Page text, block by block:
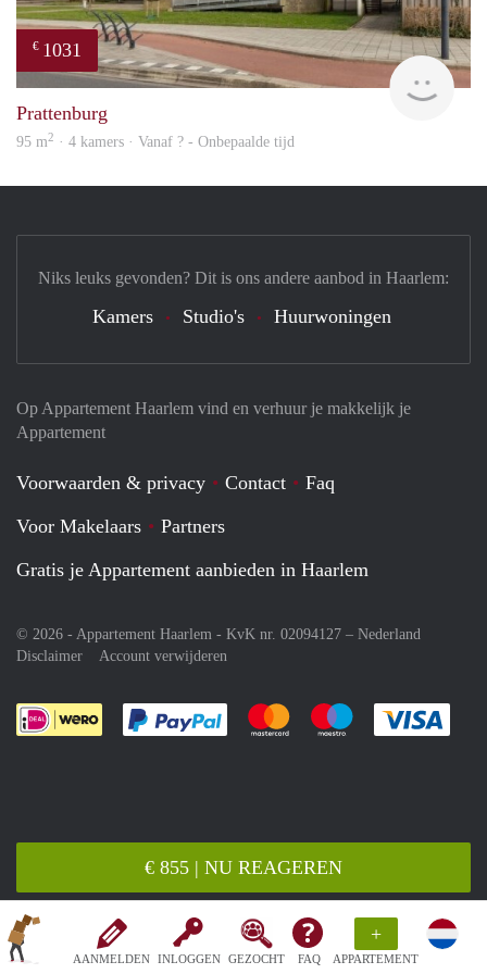
AANMELDEN INLOGGEN GEZOCHT FAQ
+
APPARTEMENT
€ 855 | NU REAGEREN
€ 1031
Prattenburg
95 m2 · 4 kamers · Vanaf ? - Onbepaalde tijd
Op Appartement Haarlem vind en verhuur je makkelijk je
Appartement
Voorwaarden & privacy Contact
Faq
Voor Makelaars
Partners
Gratis je Appartement aanbieden in Haarlem
© 2026 - Appartement Haarlem - KvK nr. 02094127 – Nederland
Disclaimer
Account verwijderen
Je rekent gemakkelijk af met Paypal
Je rekent gemakkelijk af met
Je rekent
Niks leuks gevonden? Dit is ons andere aanbod in Haarlem:
Kamers Studio's Huurwoningen